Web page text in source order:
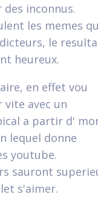
inconnus.
les memes
le
heureux.
en effet vou
vite avec un
a partir d'
lequel donne
youtube.
sauront
s'aimer.